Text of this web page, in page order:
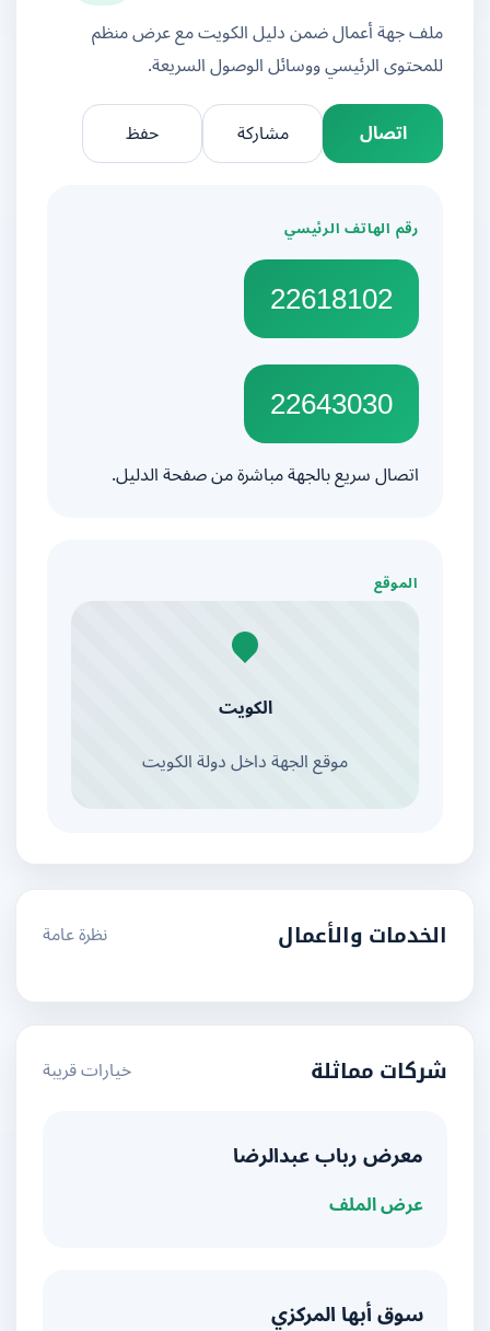
ملف جهة أعمال ضمن دليل الكويت مع عرض منظم
للمحتوى الرئيسي ووسائل الوصول السريعة.
اتصال
مشاركة
رقم الهاتف الرئيسي
22618102
22643030
اتصال سريع بالجهة مباشرة من صفحة الدليل.
الموقع
الكويت
موقع الجهة داخل دولة الكويت
الخدمات والأعمال نظرة عامة
شركات مماثلة خيارات قريبة
معرض رباب عبدالرضا
عرض الملف
سوق أبها المركزي